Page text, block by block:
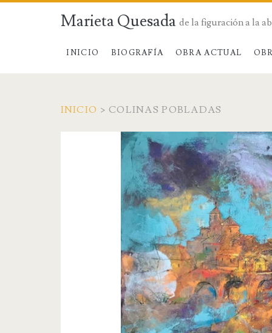
Marieta Quesada de la figuración a la
INICIO BIOGRAFÍA OBRA ACTUAL
INICIO > COLINAS POBLADAS